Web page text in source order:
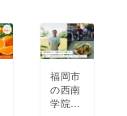
福岡市
の西南
学院近